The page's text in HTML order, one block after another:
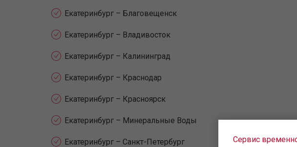
Екатеринбург – Благовещенск
Екатеринбург – Владивосток
Екатеринбург – Калининград
Екатеринбург – Краснодар
Екатеринбург – Красноярск
Екатеринбург – Минеральные Воды
Екатеринбург – Санкт-Петербург Сервис